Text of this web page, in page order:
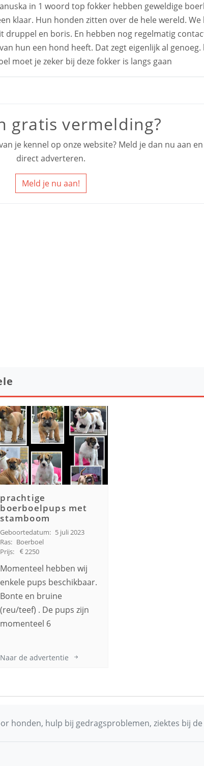
in 1 woord top fokker hebben geweldige
klaar. Hun honden zitten over de hele wereld. We
druppel en boris. En hebben nog regelmatig
hun een hond heeft. Dat zegt eigenlijk al genoeg.
moet je zeker bij deze fokker is langs gaan
gratis vermelding?
je kennel op onze website? Meld je dan nu aan
direct adverteren.
Meld je nu aan!
prachtige
boerboelpups met
stamboom
Geboortedatum: 5 juli 2023
Ras: Boerboel
Prijs:
2250
Momenteel hebben wij
enkele pups beschikbaar.
Bonte en bruine
(reu/teef) . De pups zijn
momenteel 6
Naar de advertentie
honden, hulp bij gedragsproblemen, ziektes bij